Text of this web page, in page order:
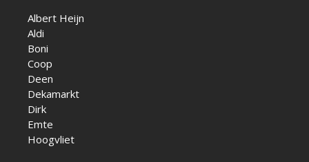
Albert Heijn
Aldi
Boni
Coop
Deen
Dekamarkt
Dirk
Emte
Hoogvliet